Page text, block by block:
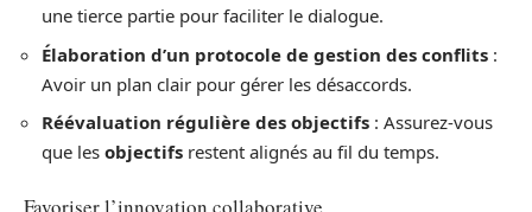
une tierce partie pour faciliter le dialogue.
Élaboration d’un protocole de gestion des conflits :
Avoir un plan clair pour gérer les désaccords.
Réévaluation régulière des objectifs : Assurez-vous
que les objectifs restent alignés au fil du temps.
Favoriser l’innovation collaborative